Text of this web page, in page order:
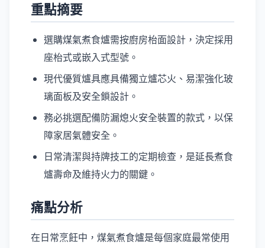
重點摘要
選購煤氣煮食爐需按廚房枱面設計，決定採用
座枱式或嵌入式型號。
現代優質爐具應具備獨立爐芯火、易潔強化玻
璃面板及安全鎖設計。
務必挑選配備防漏熄火安全裝置的款式，以保
障家居氣體安全。
日常清潔與持牌技工的定期檢查，是延長煮食
爐壽命及維持火力的關鍵。
痛點分析
在日常烹飪中，煤氣煮食爐是每個家庭最常使用